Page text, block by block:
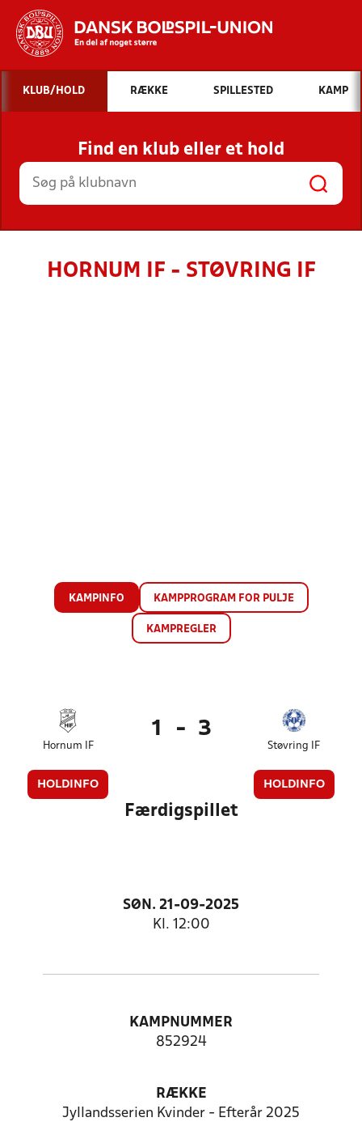
Hvad vil du søge efter?
INDHOLD OG NYHEDER
STILLINGER, RESULTATER, KLUBBER OG
HOLD
KLUB/HOLD RÆKKE SPILLESTED KAMP
Find en klub eller et hold
HORNUM IF - STØVRING IF
KAMPINFO KAMPPROGRAM FOR PULJE
KAMPREGLER
Hornum IF
HOLDINFO
1 - 3
Støvring IF
HOLDINFO
Færdigspillet
SØN. 21-09-2025
Kl. 12:00
KAMPNUMMER
852924
RÆKKE
Jyllandsserien Kvinder - Efterår 2025